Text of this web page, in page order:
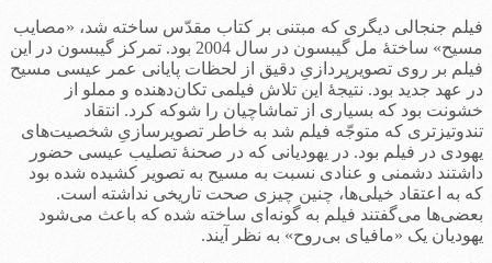
فیلم جنجالی دیگری که مبتنی بر کتاب مقدّس ساخته شد، «مصایب
مسیح» ساختۀ مل گیبسون در سال 2004 بود. تمرکز گیبسون در این
فیلم بر روی تصویرپردازیِ دقیق از لحظات پایانی عمر عیسی مسیح
در عهد جدید بود. نتیجۀ این تلاش فیلمی تکان‌دهنده و مملو از
خشونت بود که بسیاری از تماشاچیان را شوکه کرد. انتقاد
تندوتیزتری که متوجّه فیلم شد به خاطر تصویرسازیِ شخصیت‌های
یهودی در فیلم بود. در یهودیانی که در صحنۀ تصلیب عیسی حضور
داشتند دشمنی و عنادی نسبت به مسیح به تصویر کشیده شده بود
که به اعتقاد خیلی‌ها، چنین چیزی صحت تاریخی نداشته است.
بعضی‌ها می‌گفتند فیلم به گونه‌ای ساخته شده که باعث می‌شود
یهودیان یک «مافیای بی‌روح» به نظر آیند.